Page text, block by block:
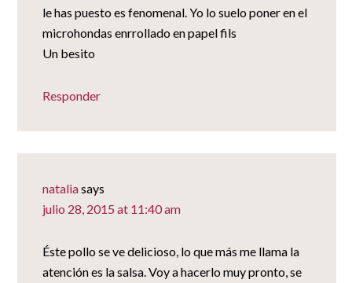
le has puesto es fenomenal. Yo lo suelo poner en el
microhondas enrrollado en papel fils
Un besito
Responder
nataliasays
julio 28, 2015 at 11:40 am
Éste pollo se ve delicioso, lo que más me llama la
atención es la salsa. Voy a hacerlo muy pronto, se